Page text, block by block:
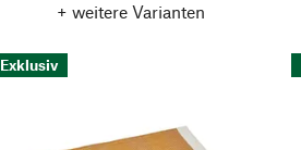
+ weitere Varianten
Exklusiv